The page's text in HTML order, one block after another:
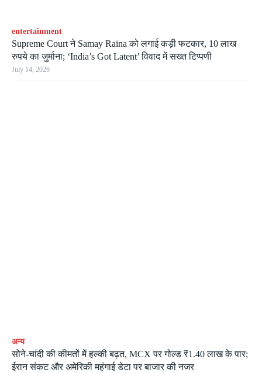
entertainment
Supreme Court ने Samay Raina को लगाई कड़ी फटकार, 10 लाख
रुपये का जुर्माना; ‘India’s Got Latent’ विवाद में सख्त टिप्पणी
July 14, 2026
अन्य
सोने-चांदी की कीमतों में हल्की बढ़त, MCX पर गोल्ड ₹1.40 लाख के पार;
ईरान संकट और अमेरिकी महंगाई डेटा पर बाजार की नजर